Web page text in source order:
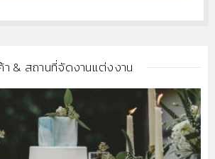
า & สถานที่จัดงานแต่งงาน